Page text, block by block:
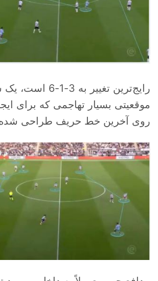
رایج‌ترین تغییر به 3-
موقعیتی بسیار تهاجمی که برای
روی آخرین خط حریف طراحی